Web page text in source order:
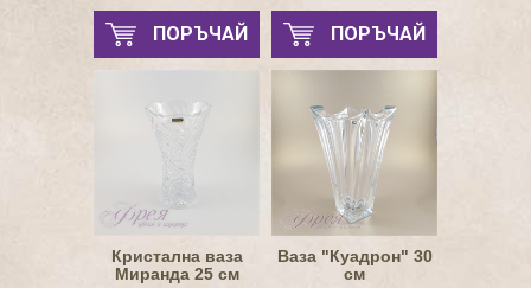
ПОРЪЧАЙ ПОРЪЧАЙ
Кристална ваза
Миранда 25 см
Ваза "Куадрон" 30
см